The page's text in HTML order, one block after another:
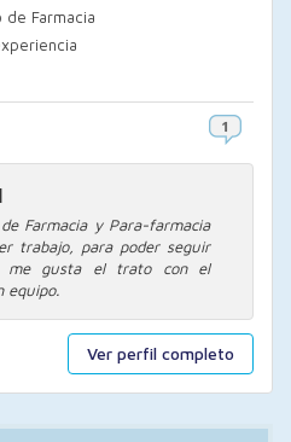
Ver perfil completo
de Farmacia
Farmacia y Para-farmacia
trabajo, para poder seguir
me gusta el trato con el
equipo.